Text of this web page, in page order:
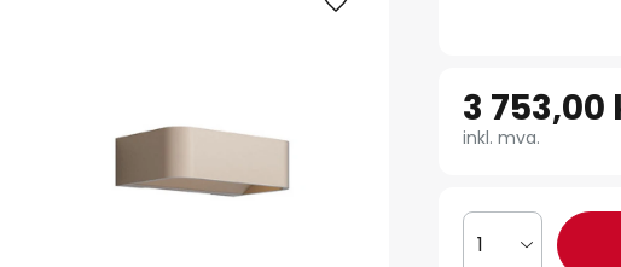
3 753,00
inkl. mva.
1